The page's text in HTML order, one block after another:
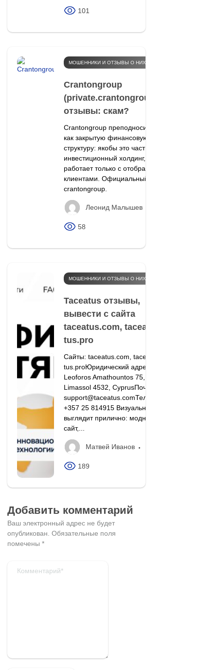
101
МОШЕННИКИ И ОТЗЫВЫ О НИХ
Crantongroup
(private.crantongroup.org)
отзывы: скам?
Crantongroup преподносит себя
как закрытую финансовую
структуру: якобы это частный
инвестиционный холдинг, который
работает только с отобранными
клиентами. Официальный сайт —
crantongroup.
Леонид Малышев
58
МОШЕННИКИ И ОТЗЫВЫ О НИХ
Taceatus отзывы,
вывести с сайта
taceatus.com, tacea-
tus.pro
Сайты: taceatus.com, tacea-
tus.proЮридический адрес:
Leoforos Amathountos 75,
Limassol 4532, CyprusПочта:
support@taceatus.comТелефон:
+357 25 814915 Визуально всё
выглядит прилично: модный
сайт,...
Матвей Иванов
189
Добавить комментарий
Ваш электронный адрес не будет
опубликован. Обязательные поля
помечены *